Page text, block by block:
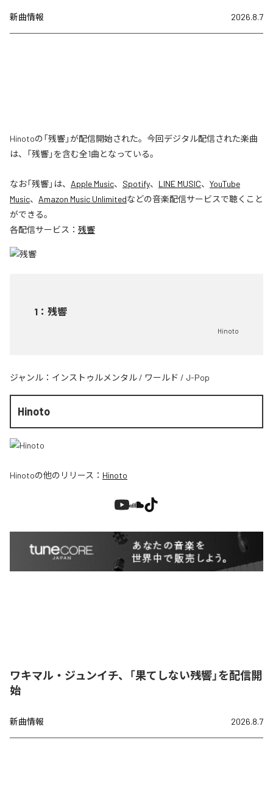
新曲情報 2026.8.7
Hinotoの「残響」が配信開始された。今回デジタル配信された楽曲
は、「残響」を含む全1曲となっている。
なお「残響」は、 Apple Music、 Spotify、 LINE MUSIC、 YouTube
Music、 Amazon Music Unlimitedなどの音楽配信サービスで聴くこと
ができる。
各配信サービス： 残響
1 ： 残響
Hinoto
ジャンル： インストゥルメンタル / ワールド / J-Pop
Hinoto
Hinotoの他のリリース： Hinoto
ワキマル・ジュンイチ、「果てしない残響」を配信開
始
新曲情報 2026.8.7